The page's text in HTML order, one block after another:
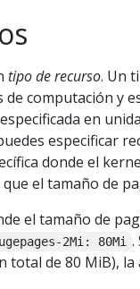
tipo de recurso. Un
computación y
en
especificar
donde el
el tamaño de
el tamaño de
2Mi: 80Mi .
total de 80 MiB),